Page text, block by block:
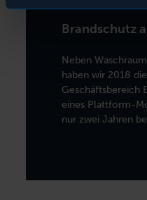
Brandschutz
Neben
haben wir 2018
Geschäftsbereich
eines Plattform-
nur zwei Jahren